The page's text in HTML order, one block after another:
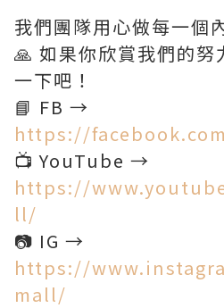
我們團隊用心做每一個
🙏 如果你欣賞我們的
一下吧！
📘 FB →
https://
📺 YouTube →
https://
ll/
📷 IG →
https://
mall/